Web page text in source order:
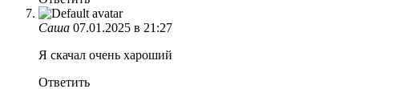
Саша 07.01.2025 в 21:27
Я скачал очень хароший
Ответить